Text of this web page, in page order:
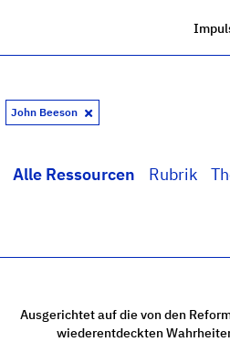
John Beeson
Alle Ressourcen Rubrik
Ausgerichtet auf die von den
wiederentdeckten